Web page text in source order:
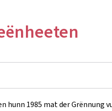
1985 mat der Grënnung